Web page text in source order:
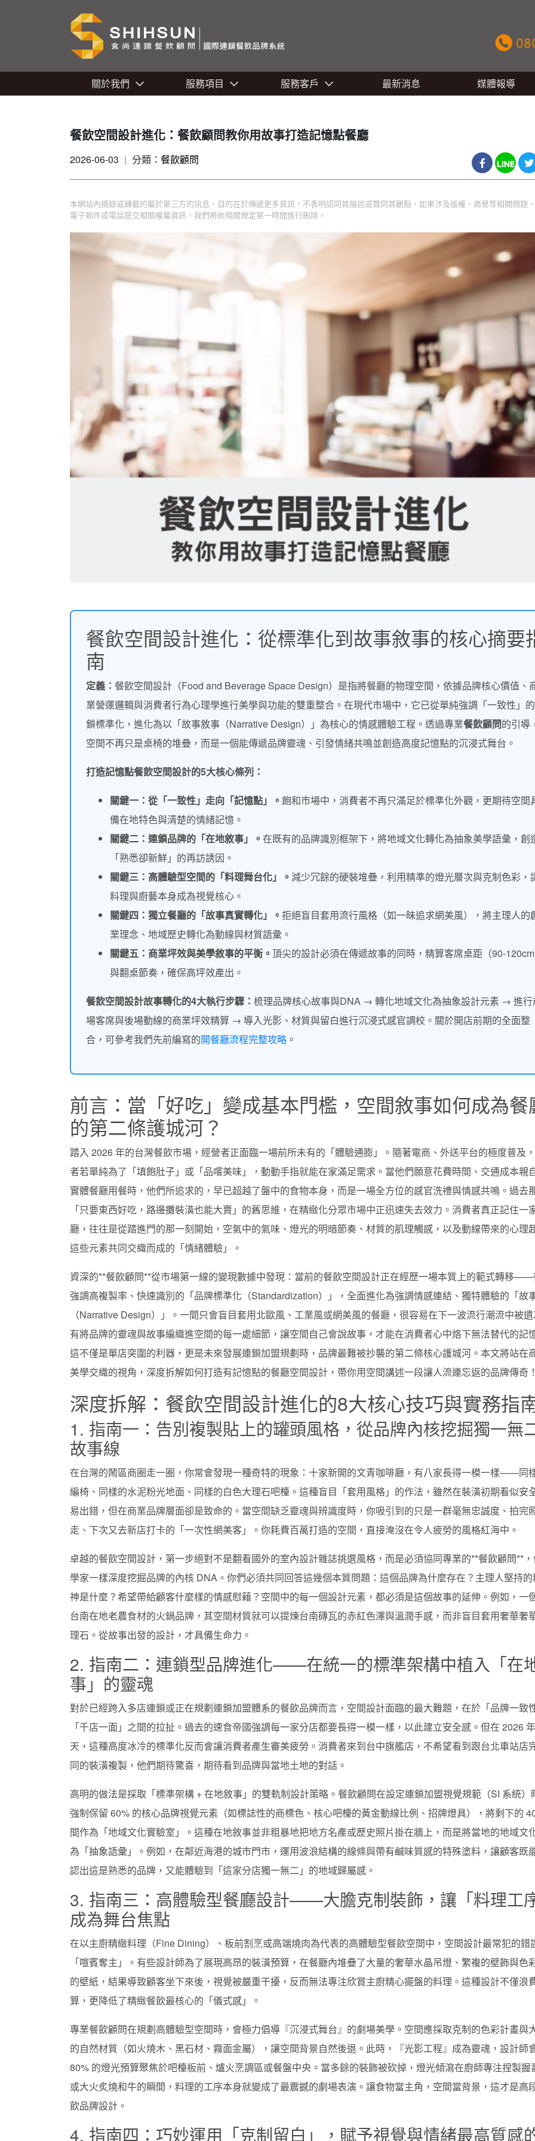
關於我們 服務項目 服務客戶 最新消息 媒體報導
餐飲空間設計進化：餐飲顧問教你用故事打造記憶點餐廳
2026-06-03 | 分類： 餐飲顧問
本網站內摘錄或轉載的屬於第三方的訊息，目的在於傳遞更多資訊，不表明認同其描述或贊同其觀點，如果涉及版權、商譽等相關問題
電子郵件或電話提交相關權屬資訊，我們將依相關規定第一時間進行刪除。
餐飲空間設計進化：從標準化到故事敘事的核心摘要
南
定義： 餐飲空間設計（Food and Beverage Space Design）是指將餐廳的物理空間，依據品牌核心價值、
業營運邏輯與消費者行為心理學進行美學與功能的雙重整合。在現代市場中，它已從單純強調「一致性」
鎖標準化，進化為以「故事敘事（Narrative Design）」為核心的情感體驗工程。透過專業餐飲顧問的引導
空間不再只是桌椅的堆疊，而是一個能傳遞品牌靈魂、引發情緒共鳴並創造高度記憶點的沉浸式舞台。
打造記憶點餐飲空間設計的5大核心條列：
關鍵一：從「一致性」走向「記憶點」。 飽和市場中，消費者不再只滿足於標準化外觀，更期待空間
備在地特色與清楚的情緒記憶。
關鍵二：連鎖品牌的「在地敘事」。 在既有的品牌識別框架下，將地域文化轉化為抽象美學語彙，創
「熟悉卻新鮮」的再訪誘因。
關鍵三：高體驗型空間的「料理舞台化」。 減少冗餘的硬裝堆疊，利用精準的燈光層次與克制色彩，
料理與廚藝本身成為視覺核心。
關鍵四：獨立餐廳的「故事真實轉化」。 拒絕盲目套用流行風格（如一昧追求網美風），將主理人的
業理念、地域歷史轉化為動線與材質語彙。
關鍵五：商業坪效與美學敘事的平衡。 頂尖的設計必須在傳遞故事的同時，精算客席桌距（90-120cm
與翻桌節奏，確保高坪效產出。
餐飲空間設計故事轉化的4大執行步驟： 梳理品牌核心故事與DNA → 轉化地域文化為抽象設計元素 → 進行
場客席與後場動線的商業坪效精算 → 導入光影、材質與留白進行沉浸式感官調校。關於開店前期的全面整
合，可參考我們先前編寫的開餐廳流程完整攻略 。
前言：當「好吃」變成基本門檻，空間敘事如何成為餐
的第二條護城河？
踏入 2026 年的台灣餐飲市場，經營者正面臨一場前所未有的「體驗通膨」。隨著電商、外送平台的極度普及
者若單純為了「填飽肚子」或「品嚐美味」，動動手指就能在家滿足需求。當他們願意花費時間、交通成本親
實體餐廳用餐時，他們所追求的，早已超越了盤中的食物本身，而是一場全方位的感官洗禮與情感共鳴。過去
「只要東西好吃，路邊攤裝潢也能大賣」的舊思維，在精緻化分眾市場中正迅速失去效力。消費者真正記住一
廳，往往是從踏進門的那一刻開始，空氣中的氣味、燈光的明暗節奏、材質的肌理觸感，以及動線帶來的心理
這些元素共同交織而成的「情緒體驗」。
資深的**餐飲顧問**從市場第一線的變現數據中發現：當前的餐飲空間設計正在經歷一場本質上的範式轉移
強調高複製率、快速識別的「品牌標準化（Standardization）」，全面進化為強調情感連結、獨特體驗的「故
（Narrative Design）」。一間只會盲目套用北歐風、工業風或網美風的餐廳，很容易在下一波流行潮流中被
有將品牌的靈魂與故事編織進空間的每一處細節，讓空間自己會說故事，才能在消費者心中烙下無法替代的記
這不僅是單店突圍的利器，更是未來發展連鎖加盟規劃時，品牌最難被抄襲的第二條核心護城河。本文將站在
美學交織的視角，深度拆解如何打造有記憶點的餐廳空間設計，帶你用空間講述一段讓人流連忘返的品牌傳奇！
深度拆解：餐飲空間設計進化的8大核心技巧與實務指
1. 指南一：告別複製貼上的罐頭風格，從品牌內核挖掘獨一無
故事線
在台灣的鬧區商圈走一圈，你常會發現一種奇特的現象：十家新開的文青咖啡廳，有八家長得一模一樣——同
編椅、同樣的水泥粉光地面、同樣的白色大理石吧檯。這種盲目「套用風格」的作法，雖然在裝潢初期看似安
易出錯，但在商業品牌層面卻是致命的。當空間缺乏靈魂與辨識度時，你吸引到的只是一群毫無忠誠度、拍完
走、下次又去新店打卡的「一次性網美客」。你耗費百萬打造的空間，直接淹沒在令人疲勞的風格紅海中。
卓越的餐飲空間設計，第一步絕對不是翻看國外的室內設計雜誌挑選風格，而是必須協同專業的**餐飲顧問**
學家一樣深度挖掘品牌的內核 DNA。你們必須共同回答這幾個本質問題：這個品牌為什麼存在？主理人堅持
神是什麼？希望帶給顧客什麼樣的情感慰藉？空間中的每一個設計元素，都必須是這個故事的延伸。例如，一
台南在地老農食材的火鍋品牌，其空間材質就可以提煉台南磚瓦的赤紅色澤與溫潤手感，而非盲目套用奢華奢
理石。從故事出發的設計，才具備生命力。
2. 指南二：連鎖型品牌進化——在統一的標準架構中植入「在
事」的靈魂
對於已經跨入多店連鎖或正在規劃連鎖加盟體系的餐飲品牌而言，空間設計面臨的最大難題，在於「品牌一致
「千店一面」之間的拉扯。過去的速食帝國強調每一家分店都要長得一模一樣，以此建立安全感。但在 2026
天，這種高度冰冷的標準化反而會讓消費者產生審美疲勞。消費者來到台中旗艦店，不希望看到跟台北車站店
同的裝潢複製，他們期待驚喜，期待看到品牌與當地土地的對話。
高明的做法是採取「標準架構 + 在地敘事」的雙軌制設計策略。餐飲顧問在設定連鎖加盟視覺規範（SI 系統）
強制保留 60% 的核心品牌視覺元素（如標誌性的商標色、核心吧檯的黃金動線比例、招牌燈具），將剩下的
間作為「地域文化實驗室」。這種在地敘事並非粗暴地把地方名產或歷史照片掛在牆上，而是將當地的地域文
為「抽象語彙」。例如，在鄰近海港的城市門市，運用波浪結構的線條與帶有鹹味質感的特殊塗料，讓顧客既
認出這是熟悉的品牌，又能體驗到「這家分店獨一無二」的地域歸屬感。
3. 指南三：高體驗型餐廳設計——大膽克制裝飾，讓「料理工序
成為舞台焦點
在以主廚精緻料理（Fine Dining）、板前割烹或高端燒肉為代表的高體驗型餐飲空間中，空間設計最常犯的錯
「喧賓奪主」。有些設計師為了展現高昂的裝潢預算，在餐廳內堆疊了大量的奢華水晶吊燈、繁複的壁飾與色
的壁紙，結果導致顧客坐下來後，視覺被嚴重干擾，反而無法專注欣賞主廚精心擺盤的料理。這種設計不僅浪
算，更降低了精緻餐飲最核心的「儀式感」。
專業餐飲顧問在規劃高體驗型空間時，會極力倡導『沉浸式舞台』的劇場美學。空間應採取克制的色彩計畫與
的自然材質（如火燒木、黑石材、霧面金屬），讓空間背景自然後退。此時，『光影工程』成為靈魂，設計師
80% 的燈光預算聚焦於吧檯板前、爐火烹調區或餐盤中央。當多餘的裝飾被砍掉，燈光傾瀉在廚師專注捏製握
或大火炙燒和牛的瞬間，料理的工序本身就變成了最震撼的劇場表演。讓食物當主角，空間當背景，這才是高
飲品牌設計。
4. 指南四：巧妙運用「克制留白」，賦予視覺與情緒最高質感